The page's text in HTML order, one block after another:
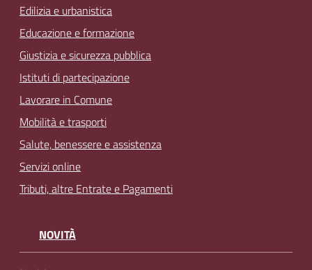
Edilizia e urbanistica
Educazione e formazione
Giustizia e sicurezza pubblica
Istituti di partecipazione
Lavorare in Comune
Mobilità e trasporti
Salute, benessere e assistenza
Servizi online
Tributi, altre Entrate e Pagamenti
NOVITÀ